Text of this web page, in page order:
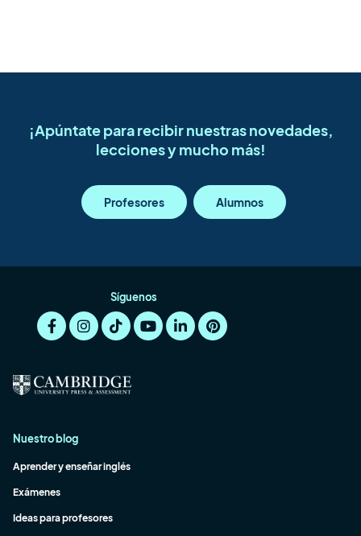
¡Apúntate para recibir nuestras novedades,
lecciones y mucho más!
Profesores Alumnos
Síguenos
Nuestro blog
Aprender y enseñar inglés
Exámenes
Ideas para profesores